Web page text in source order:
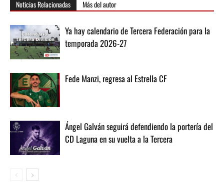
Noticias Relacionadas Más del autor
Ya hay calendario de Tercera Federación para la
temporada 2026-27
Fede Manzi, regresa al Estrella CF
Ángel Galván seguirá defendiendo la portería del
CD Laguna en su vuelta a la Tercera